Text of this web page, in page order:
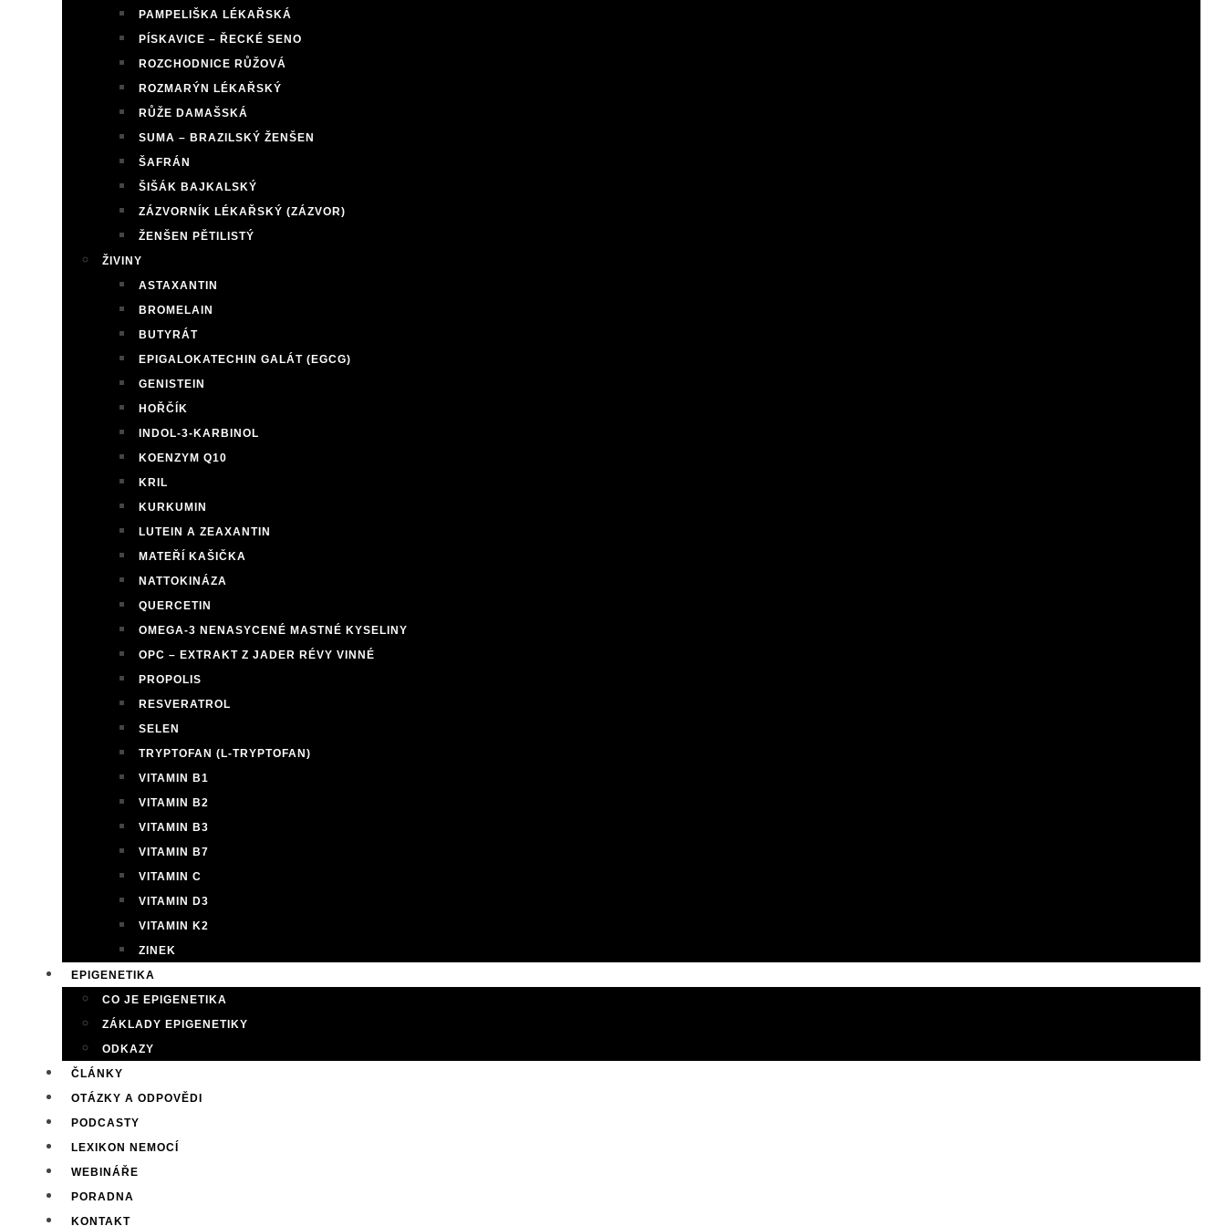
PAMPELIŠKA LÉKAŘSKÁ
PÍSKAVICE – ŘECKÉ SENO
ROZCHODNICE RŮŽOVÁ
ROZMARÝN LÉKAŘSKÝ
RŮŽE DAMAŠSKÁ
SUMA – BRAZILSKÝ ŽENŠEN
ŠAFRÁN
ŠIŠÁK BAJKALSKÝ
ZÁZVORNÍK LÉKAŘSKÝ (ZÁZVOR)
ŽENŠEN PĚTILISTÝ
ŽIVINY
ASTAXANTIN
BROMELAIN
BUTYRÁT
EPIGALOKATECHIN GALÁT (EGCG)
GENISTEIN
HOŘČÍK
INDOL-3-KARBINOL
KOENZYM Q10
KRIL
KURKUMIN
LUTEIN A ZEAXANTIN
MATEŘÍ KAŠIČKA
NATTOKINÁZA
QUERCETIN
OMEGA-3 NENASYCENÉ MASTNÉ KYSELINY
OPC – EXTRAKT Z JADER RÉVY VINNÉ
PROPOLIS
RESVERATROL
SELEN
TRYPTOFAN (L-TRYPTOFAN)
VITAMIN B1
VITAMIN B2
VITAMIN B3
VITAMIN B7
VITAMIN C
VITAMIN D3
VITAMIN K2
ZINEK
EPIGENETIKA
CO JE EPIGENETIKA
ZÁKLADY EPIGENETIKY
ODKAZY
ČLÁNKY
OTÁZKY A ODPOVĚDI
PODCASTY
LEXIKON NEMOCÍ
WEBINÁŘE
PORADNA
KONTAKT